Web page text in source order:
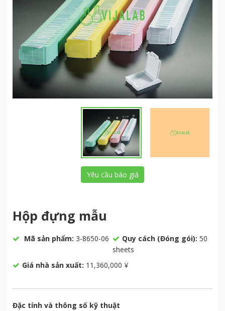
Yêu cầu báo giá
Hộp đựng mẫu
Mã sản phẩm: 3-8650-06 Quy cách (Đóng gói): 50
sheets
Giá nhà sản xuất: 11,360,000 ¥
Đặc tính và thông số kỹ thuật